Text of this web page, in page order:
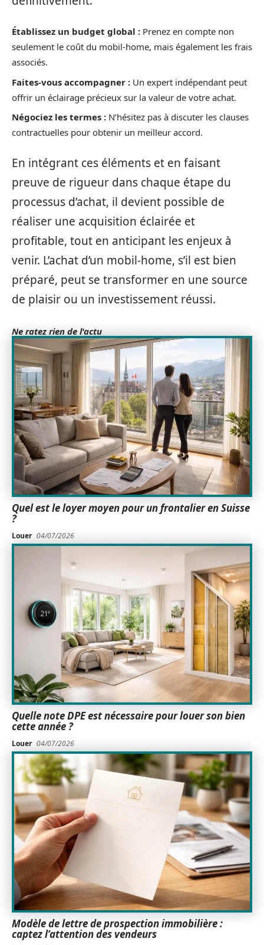
Établissez un budget global : Prenez en compte non
seulement le coût du mobil-home, mais également les frais
associés.
Faites-vous accompagner : Un expert indépendant peut
offrir un éclairage précieux sur la valeur de votre achat.
Négociez les termes : N’hésitez pas à discuter les clauses
contractuelles pour obtenir un meilleur accord.
En intégrant ces éléments et en faisant
preuve de rigueur dans chaque étape du
processus d’achat, il devient possible de
réaliser une acquisition éclairée et
profitable, tout en anticipant les enjeux à
venir. L’achat d’un mobil-home, s’il est bien
préparé, peut se transformer en une source
de plaisir ou un investissement réussi.
Ne ratez rien de l'actu
Quel est le loyer moyen pour un frontalier en Suisse
?
Louer 04/07/2026
Quelle note DPE est nécessaire pour louer son bien
cette année ?
Louer 04/07/2026
Modèle de lettre de prospection immobilière :
captez l’attention des vendeurs